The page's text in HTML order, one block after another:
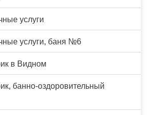
услуги
услуги, баня №6
в Видном
банно-оздоровительный